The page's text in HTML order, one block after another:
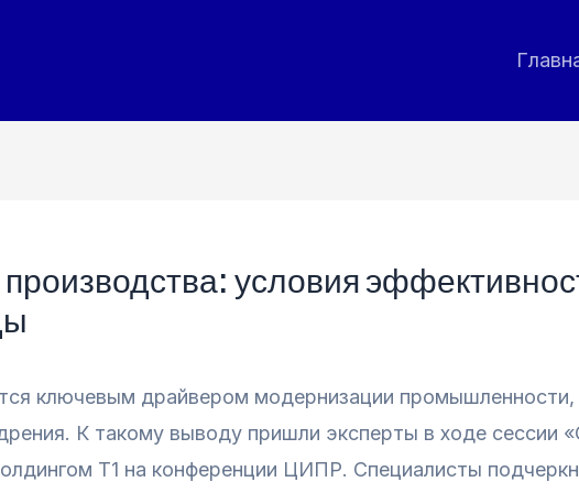
условия
ключевым драйвером модернизации промышленности,
К такому выводу пришли эксперты в ходе сессии
Т1 на конференции ЦИПР. Специалисты